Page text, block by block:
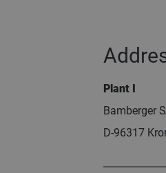
Plant I
Bamberger
D-96317